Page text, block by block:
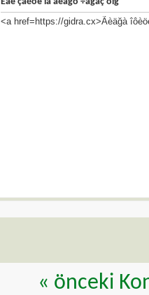
<a href=https://gidra.cx>Ãèäğà
« önceki